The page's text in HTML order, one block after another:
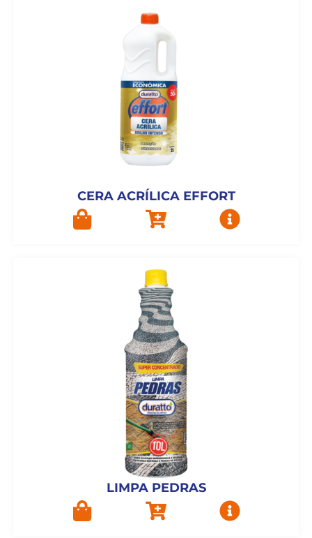
CERA ACRÍLICA EFFORT
LIMPA PEDRAS